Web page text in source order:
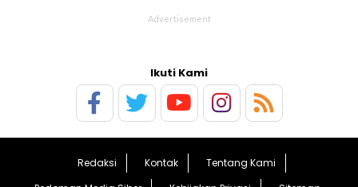
Ikuti Kami
Redaksi Kontak
Tentang Kami